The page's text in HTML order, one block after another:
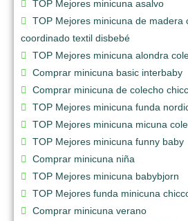
TOP Mejores minicuna asalvo
TOP Mejores minicuna de madera
coordinado textil disbebé
TOP Mejores minicuna alondra
Comprar minicuna basic interbaby
Comprar minicuna de colecho
TOP Mejores minicuna funda
TOP Mejores minicuna micuna
TOP Mejores minicuna funny baby
Comprar minicuna niña
TOP Mejores minicuna babybjorn
TOP Mejores funda minicuna
Comprar minicuna verano